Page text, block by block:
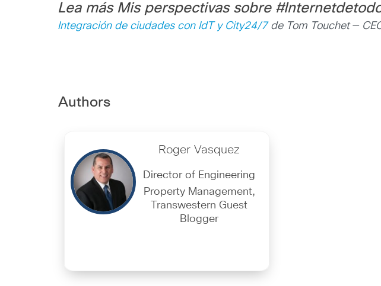
Lea más Mis perspectivas sobre
Integración de ciudades con IdT y City24/7de Tom Touchet—
Authors
Roger Vasquez
Director of Engineering
Property Management,
Transwestern Guest
Blogger